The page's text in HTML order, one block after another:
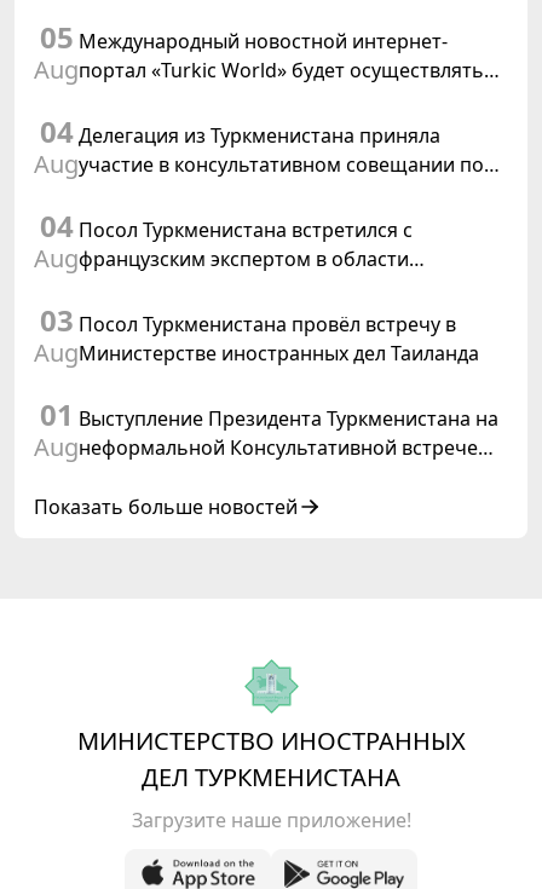
05
Aug
Международный новостной интернет-
портал «Turkic World» будет осуществлять
заседания Халк Маслахаты Туркменистана
04
Aug
Делегация из Туркменистана приняла
участие в консультативном совещании по
04
Aug
Посол Туркменистана встретился с
французским экспертом в области
03
Aug
Посол Туркменистана провёл встречу в
Министерстве иностранных дел Таиланда
01
Aug
Выступление Президента Туркменистана на
неформальной Консультативной встрече
Азербайджанской Республики
Показать больше новостей
МИНИСТЕРСТВО ИНОСТРАННЫХ
ДЕЛ ТУРКМЕНИСТАНА
Загрузите наше приложение!